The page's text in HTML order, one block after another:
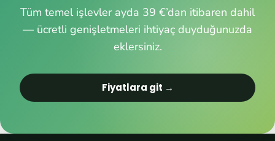
Tüm temel işlevler ayda 39 €’dan itibaren dahil
— ücretli genişletmeleri ihtiyaç duyduğunuzda
eklersiniz.
Fiyatlara git →